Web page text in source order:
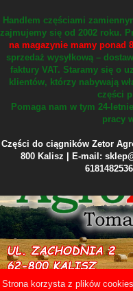
Strona korzysta z plików
Handlem częściami
zajmujemy się od 2002 roku.
na magazynie mamy ponad
sprzedaż wysyłkową –
faktury VAT. Staramy się o
klientów, którzy nabywają
części
Pomaga nam w tym 24-
pracy
Części do ciągników Zetor
800 Kalisz | E-mail: